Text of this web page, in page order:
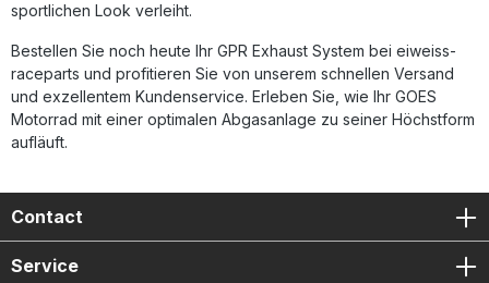
sportlichen Look verleiht.
Bestellen Sie noch heute Ihr GPR Exhaust System bei eiweiss-
raceparts und profitieren Sie von unserem schnellen Versand
und exzellentem Kundenservice. Erleben Sie, wie Ihr GOES
Motorrad mit einer optimalen Abgasanlage zu seiner Höchstform
aufläuft.
Contact
Service